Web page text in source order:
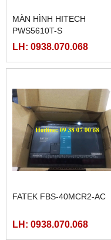
MÀN HÌNH HITECH
PWS5610T-S
LH: 0938.070.068